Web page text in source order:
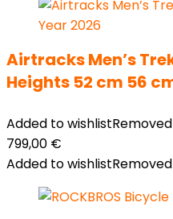
Airtracks Men’s
Heights 52 cm 56
Added to wishlist
799,00 €
Added to wishlist